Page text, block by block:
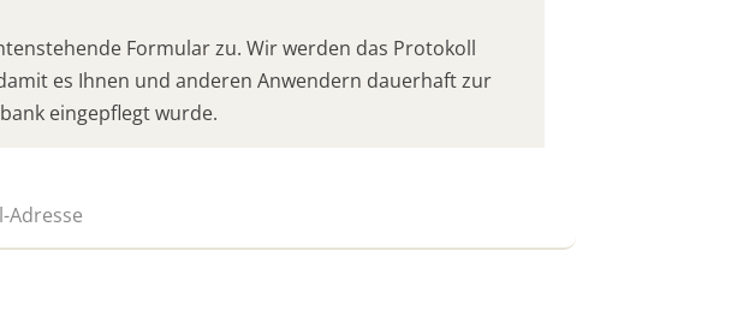
Formular zu. Wir werden das Protokoll
es Ihnen und anderen Anwendern dauerhaft zur
eingepflegt wurde.